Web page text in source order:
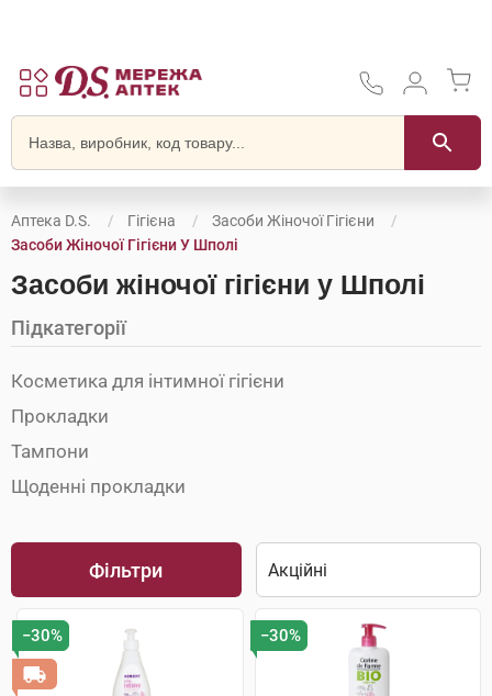
Аптека D.S. Гігієна
Засоби Жіночої Гігієни
Засоби Жіночої Гігієни У Шполі
Засоби жіночої гігієни у Шполі
Підкатегорії
Косметика для інтимної гігієни
Прокладки
Тампони
Щоденні прокладки
Фільтри
−30% −30%